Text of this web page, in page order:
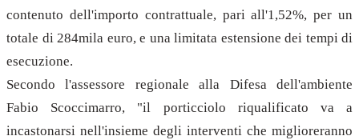
contenuto dell'importo contrattuale, pari all'1,52%, per un
totale di 284mila euro, e una limitata estensione dei tempi di
esecuzione.
Secondo l'assessore regionale alla Difesa dell'ambiente
Fabio Scoccimarro, "il porticciolo riqualificato va a
incastonarsi nell'insieme degli interventi che miglioreranno